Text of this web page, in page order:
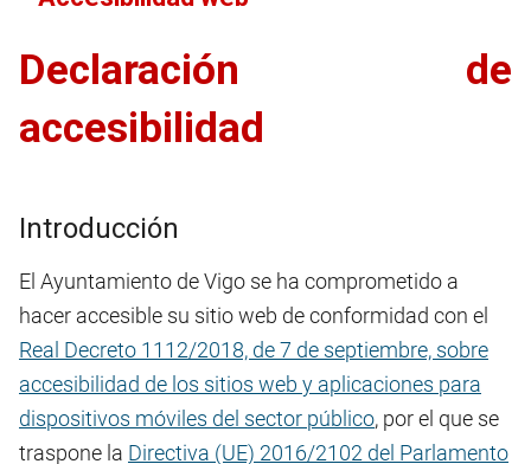
Declaración de
accesibilidad
Introducción
El Ayuntamiento de Vigo se ha comprometido a
hacer accesible su sitio web de conformidad con el
Real Decreto 1112/2018, de 7 de septiembre, sobre
accesibilidad de los sitios web y aplicaciones para
dispositivos móviles del sector público, por el que se
traspone la Directiva (UE) 2016/2102 del Parlamento